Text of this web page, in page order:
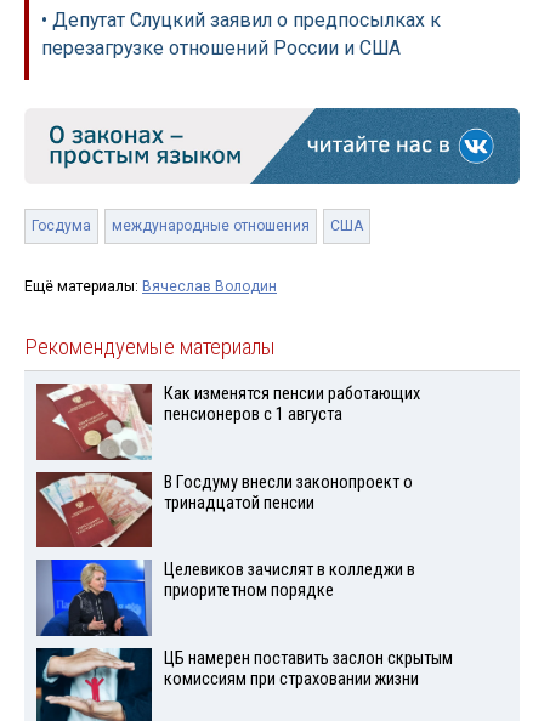
• Депутат Слуцкий заявил о предпосылках к
перезагрузке отношений России и США
Госдума международные отношения США
Ещё материалы: Вячеслав Володин
Рекомендуемые материалы
Как изменятся пенсии работающих
пенсионеров с 1 августа
В Госдуму внесли законопроект о
тринадцатой пенсии
Целевиков зачислят в колледжи в
приоритетном порядке
ЦБ намерен поставить заслон скрытым
комиссиям при страховании жизни